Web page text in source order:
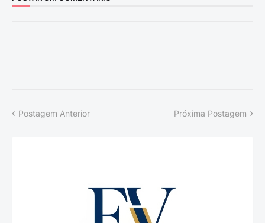
Postagem Anterior Próxima Postagem